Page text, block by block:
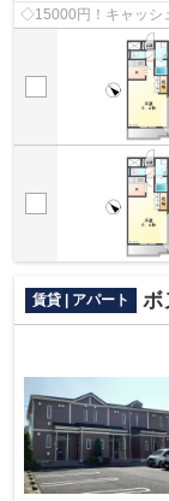
◇15000円！キャッシ
賃貸 | アパート ボ